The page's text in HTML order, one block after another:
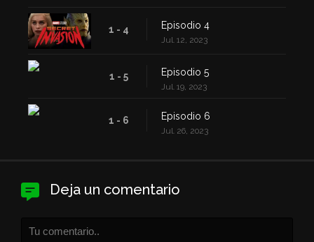
1 - 4 Episodio 4
Jul. 12, 2023
1 - 5 Episodio 5
Jul. 19, 2023
1 - 6 Episodio 6
Jul. 26, 2023
Deja un comentario